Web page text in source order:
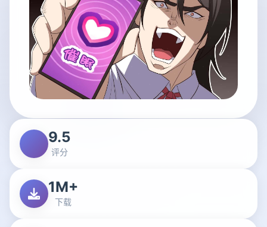
9.5
评分
1M+
下载